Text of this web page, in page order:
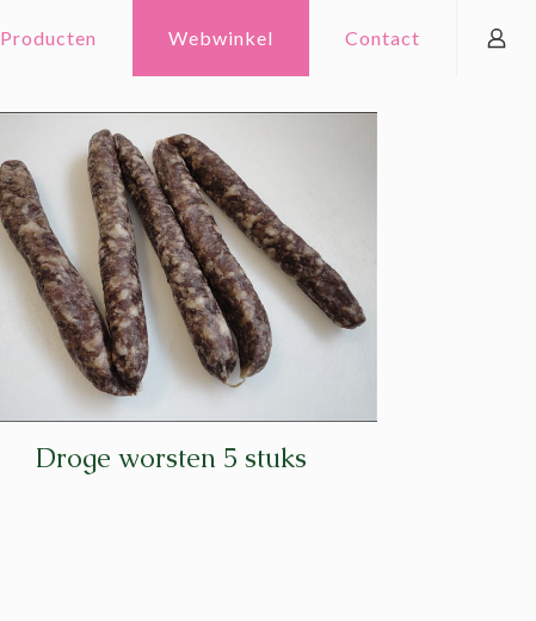
Producten Webwinkel Contact
Droge worsten 5 stuks